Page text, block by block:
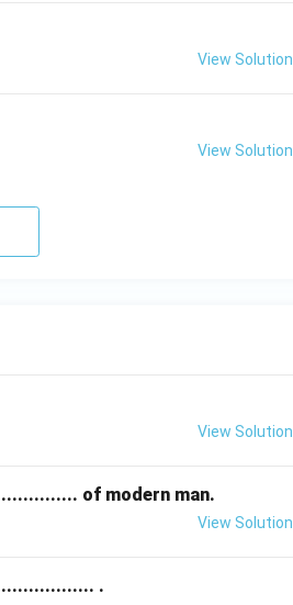
View Solution
View Solution
View Solution
of modern man.
View Solution
.